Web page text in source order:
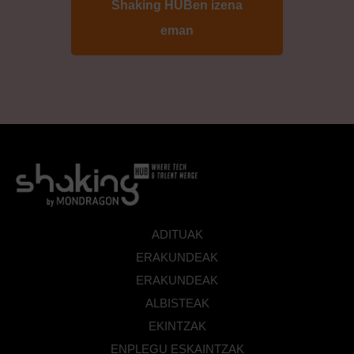
ADITUAK
ERAKUNDEAK
ERAKUNDEAK
ALBISTEAK
EKINTZAK
ENPLEGU ESKAINTZAK